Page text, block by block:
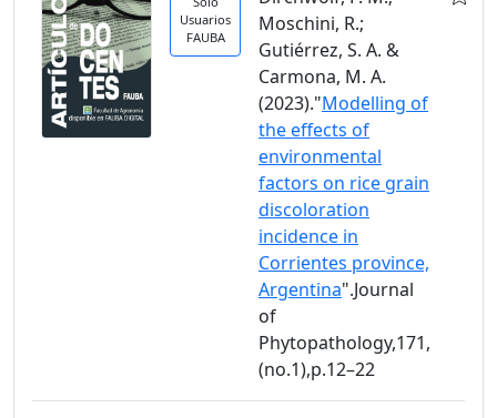
Usuarios
FAUBA
Moschini, R.;
Gutiérrez, S. A. &
Carmona, M. A.
(2023)."Modelling of
the effects of
environmental
factors on rice grain
discoloration
incidence in
Corrientes province,
Argentina".Journal
of
Phytopathology,171,
(no.1),p.12–22